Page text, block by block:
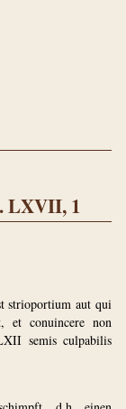
1
strioportium aut qui
et conuincere non
semis culpabilis